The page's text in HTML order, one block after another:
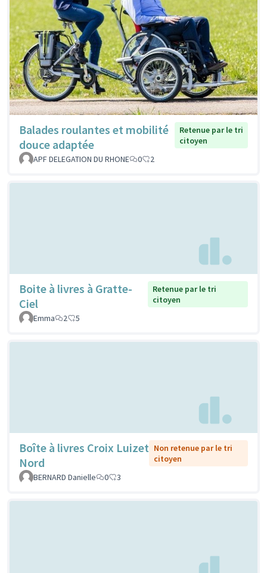
Balades roulantes et mobilité
douce adaptée
Retenue par le tri
citoyen
APF DELEGATION DU RHONE
0 2
Boite à livres à Gratte-
Ciel
Retenue par le tri
citoyen
Emma
2 5
Boîte à livres Croix Luizet
Nord
Non retenue par le tri
citoyen
BERNARD Danielle
0 3